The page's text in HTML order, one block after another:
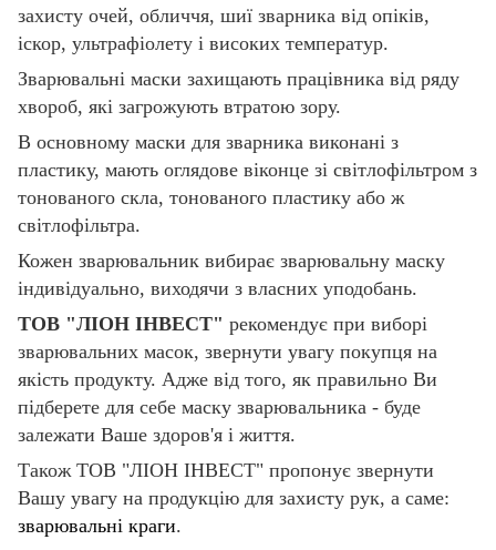
захисту очей, обличчя, шиї зварника від опіків,
іскор, ультрафіолету і високих температур.
Зварювальні маски захищають працівника від ряду
хвороб, які загрожують втратою зору.
В основному маски для зварника виконані з
пластику, мають оглядове віконце зі світлофільтром з
тонованого скла, тонованого пластику або ж
світлофільтра.
Кожен зварювальник вибирає зварювальну маску
індивідуально, виходячи з власних уподобань.
ТОВ "ЛІОН ІНВЕСТ" рекомендує при виборі
зварювальних масок, звернути увагу покупця на
якість продукту. Адже від того, як правильно Ви
підберете для себе маску зварювальника - буде
залежати Ваше здоров'я і життя.
Також ТОВ "ЛІОН ІНВЕСТ" пропонує звернути
Вашу увагу на продукцію для захисту рук, а саме:
зварювальні краги.